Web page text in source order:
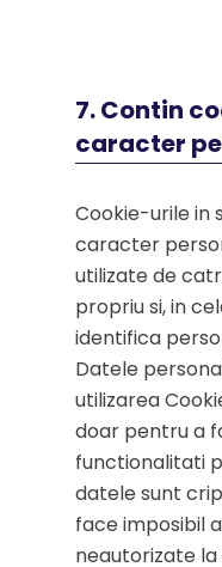
7. Contin
caracter
Cookie-urile in
caracter
utilizate de
propriu si, in
identifica
Datele
utilizarea
doar pentru a
functionalitati
datele sunt
face imposibil
neautorizate la